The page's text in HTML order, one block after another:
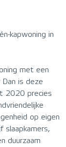
kapwoning in
met een
is deze
2020 precies
op eigen
slaapkamers,
duurzaam